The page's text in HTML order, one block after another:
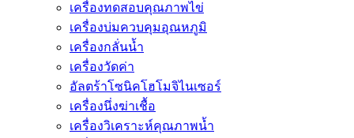
เครื่องทดสอบคุณภาพไข่
เครื่องบ่มควบคุมอุณหภูมิ
เครื่องกลั่นน้ำ
เครื่องวัดค่า
อัลตร้าโซนิคโฮโมจิไนเซอร์
เครื่องนึ่งฆ่าเชื้อ
เครื่องวิเคราะห์คุณภาพน้ำ